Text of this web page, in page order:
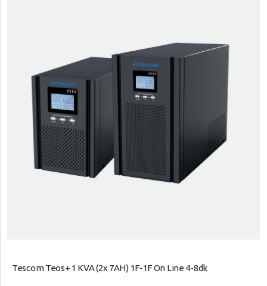
Tescom Teos+ 1 KVA (2x 7AH) 1F-1F On Line 4-8dk